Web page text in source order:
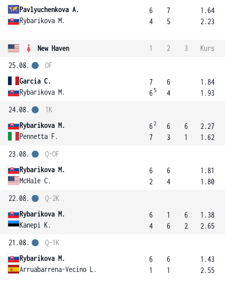
Pavlyuchenkova A.
Rybarikova M.
6
4
7
5
1.64
2.23
New Haven 1 2 3
Kurs
25.08.
Garcia C.
Rybarikova M.
OF
7
6 5
6
4
1.84
1.93
24.08.
Rybarikova M.
Pennetta F.
1K
62
7
6
3
6
1
2.27
1.62
23.08.
Rybarikova M.
McHale C.
Q-OF
6
2
6
4
1.81
1.80
22.08.
Rybarikova M.
Kanepi K.
Q-2K
6
4
1
6
6
2
1.38
2.65
21.08.
Rybarikova M.
Arruabarrena-Vecino L.
Q-1K
6
1
6
1
1.43
2.55